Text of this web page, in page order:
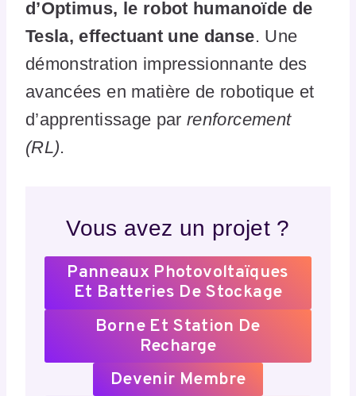
d’Optimus, le robot humanoïde de
Tesla, effectuant une danse. Une
démonstration impressionnante des
avancées en matière de robotique et
d’apprentissage parrenforcement
(RL).
Vous avez un projet ?
Panneaux Photovoltaïques
Et Batteries De Stockage
Borne Et Station De
Recharge
Devenir Membre